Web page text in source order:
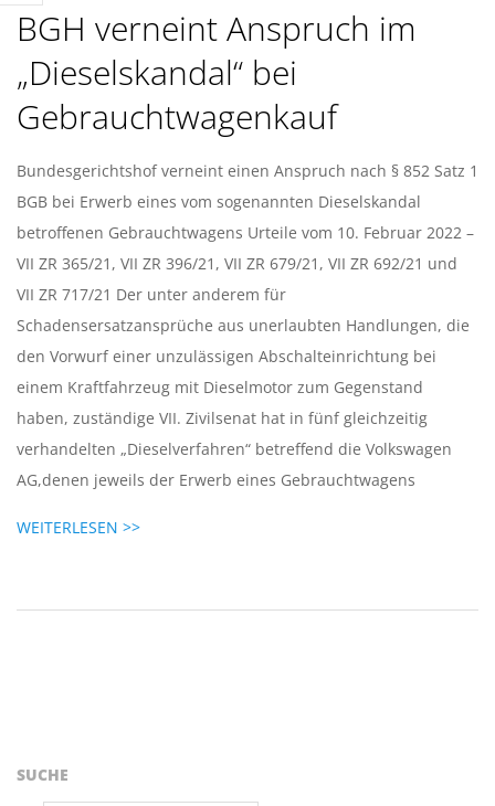
S
A
N
W
Ä
L
T
N
Ö
N
BGH verneint Anspruch im
„Dieselskandal“ bei
Gebrauchtwagenkauf
2022-
02-
10
Bundesgerichtshof verneint einen Anspruch nach § 852 Satz 1
BGB bei Erwerb eines vom sogenannten Dieselskandal
betroffenen Gebrauchtwagens Urteile vom 10. Februar 2022 –
VII ZR 365/21, VII ZR 396/21, VII ZR 679/21, VII ZR 692/21 und
VII ZR 717/21 Der unter anderem für
Schadensersatzansprüche aus unerlaubten Handlungen, die
den Vorwurf einer unzulässigen Abschalteinrichtung bei
einem Kraftfahrzeug mit Dieselmotor zum Gegenstand
haben, zuständige VII. Zivilsenat hat in fünf gleichzeitig
verhandelten „Dieselverfahren“ betreffend die Volkswagen
AG,denen jeweils der Erwerb eines Gebrauchtwagens
WEITERLESEN >>
SUCHE